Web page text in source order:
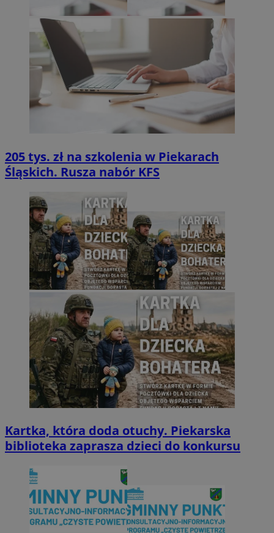
205 tys. zł na szkolenia w Piekarach
Śląskich. Rusza nabór KFS
Kartka, która doda otuchy. Piekarska
biblioteka zaprasza dzieci do konkursu